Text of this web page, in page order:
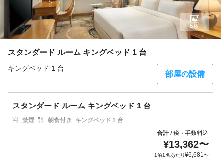
スタンダード ルーム キングベッド 1 台
キングベッド 1 台
部屋の設備
5枚
スタンダード ルーム キングベッド 1 台
禁煙 朝食付き
キングベッド 1 台
合計/税・手数料込
¥13,362〜
1泊1名あたり¥6,681〜